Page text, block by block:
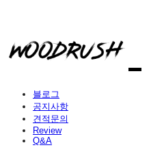
블로그
공지사항
견적문의
Review
Q&A